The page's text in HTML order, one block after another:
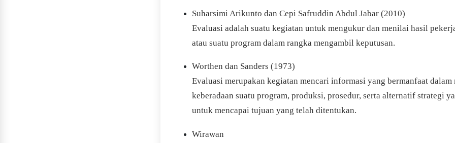
Suharsimi Arikunto dan Cepi Safruddin Abdul Jabar (2010)
Evaluasi adalah suatu kegiatan untuk mengukur dan menilai hasil
atau suatu program dalam rangka mengambil keputusan.
Worthen dan Sanders (1973)
Evaluasi merupakan kegiatan mencari informasi yang bermanfaat dalam
keberadaan suatu program, produksi, prosedur, serta alternatif strategi
untuk mencapai tujuan yang telah ditentukan.
Wirawan